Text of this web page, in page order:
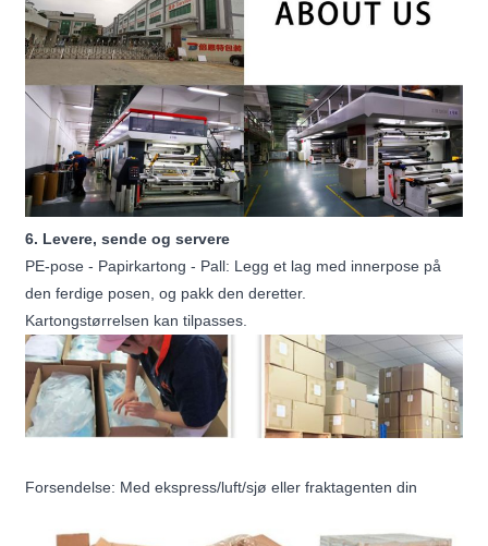
6. Levere, sende og servere
PE-pose - Papirkartong - Pall: Legg et lag med innerpose på
den ferdige posen, og pakk den deretter.
Kartongstørrelsen kan tilpasses.
Forsendelse: Med ekspress/luft/sjø eller fraktagenten din